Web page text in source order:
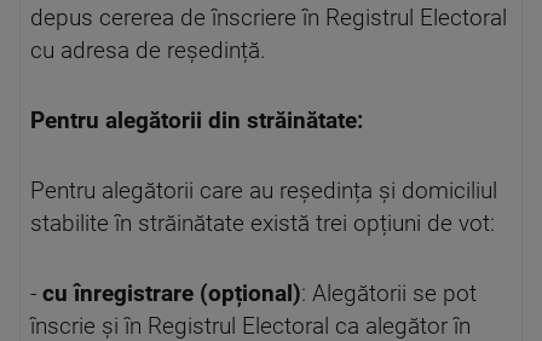
depus cererea de înscriere în Registrul Electoral
cu adresa de reședință.
Pentru alegătorii din străinătate:
Pentru alegătorii care au reședința și domiciliul
stabilite în străinătate există trei opțiuni de vot:
- cu înregistrare (opțional): Alegătorii se pot
înscrie și în Registrul Electoral ca alegător în